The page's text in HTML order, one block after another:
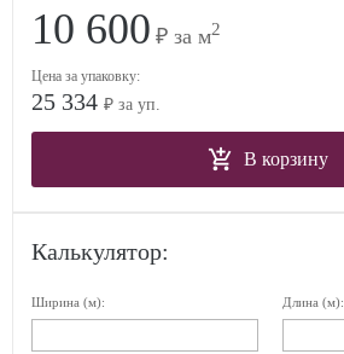
10 600 ₽ за м2
Цена за упаковку:
25 334 ₽ за уп.
В корзину
Калькулятор:
Ширина (м): Длина (м):